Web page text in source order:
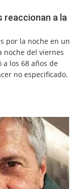
reaccionan a la
por la noche en un
noche del viernes
a los 68 años de
no especificado.